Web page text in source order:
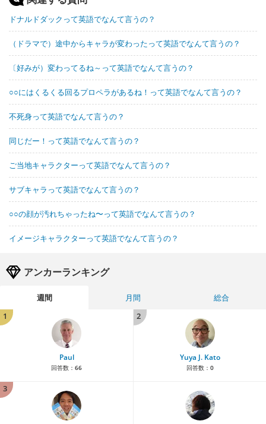
ドナルドダックって英語でなんて言うの？
（ドラマで）途中からキャラが変わったって英語でなんて言うの？
〔好みが）変わってるね～って英語でなんて言うの？
○○にはくるくる回るプロペラがあるね！って英語でなんて言うの？
不死身って英語でなんて言うの？
同じだー！って英語でなんて言うの？
ご当地キャラクターって英語でなんて言うの？
サブキャラって英語でなんて言うの？
○○の顔が汚れちゃったね〜って英語でなんて言うの？
イメージキャラクターって英語でなんて言うの？
アンカーランキング
週間 月間
総合
1
Paul
回答数： 66
2
Yuya J. Kato
回答数： 0
3